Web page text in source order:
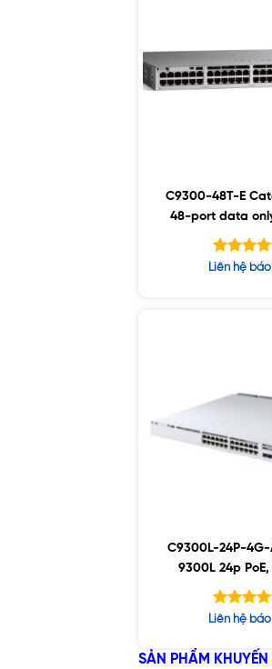
C9300-48T-E
48-port data
Được
Liên hệ
C9300L-24P-
9300L 24p
Advantage
Được
5 sao
Liên hệ
SẢN PHẨM KHUYẾN